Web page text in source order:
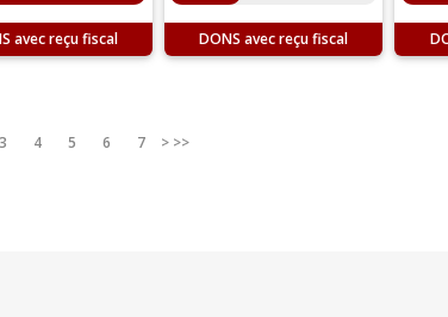
DONS
3 4 5 6 7 > >>